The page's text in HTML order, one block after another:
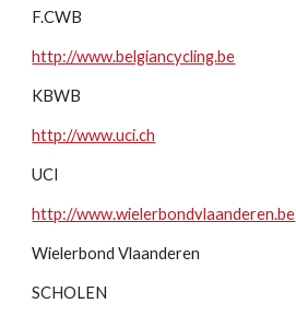
F.CWB
http://www.belgiancycling.be
KBWB
http://www.uci.ch
UCI
http://www.wielerbondvlaanderen.be
Wielerbond Vlaanderen
SCHOLEN